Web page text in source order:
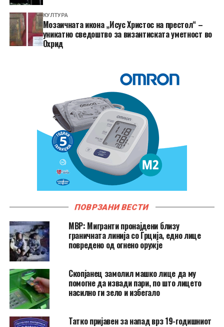
КУЛТУРА
Мозаичната икона „Исус Христос на престол“ –
уникатно сведоштво за византиската уметност во
Охрид
ПОВРЗАНИ ВЕСТИ
МВР: Мигранти пронајдени близу
граничната линија со Грција, едно лице
повредено од огнено оружје
Скопјанец замолил машко лице да му
помогне да извади пари, по што лицето
насилно ги зело и избегало
Татко пријавен за напад врз 19-годишниот